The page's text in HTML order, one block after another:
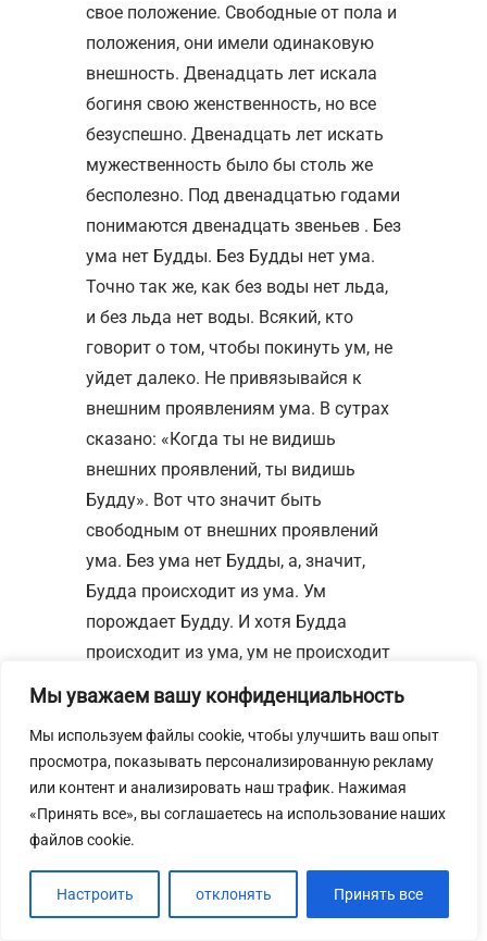
Мы уважаем вашу конфиденциальность
Мы используем файлы cookie, чтобы улучшить ваш опыт
просмотра, показывать персонализированную рекламу
или контент и анализировать наш трафик. Нажимая
«Принять все», вы соглашаетесь на использование наших
файлов cookie.
Настроить отклонять Принять все
свое положение. Свободные от пола и
положения, они имели одинаковую
внешность. Двенадцать лет искала
богиня свою женственность, но все
безуспешно. Двенадцать лет искать
мужественность было бы столь же
бесполезно. Под двенадцатью годами
понимаются двенадцать звеньев . Без
ума нет Будды. Без Будды нет ума.
Точно так же, как без воды нет льда,
и без льда нет воды. Всякий, кто
говорит о том, чтобы покинуть ум, не
уйдет далеко. Не привязывайся к
внешним проявлениям ума. В сутрах
сказано: «Когда ты не видишь
внешних проявлений, ты видишь
Будду». Вот что значит быть
свободным от внешних проявлений
ума. Без ума нет Будды, а, значит,
Будда происходит из ума. Ум
порождает Будду. И хотя Будда
происходит из ума, ум не происходит
из Будды, подобно тому, как рыба
происходит из воды, но вода не
происходит из рыбы. Всякий, кто
желает увидеть рыбу, видит воду
кто желает видеть Будду, сначала
видит ум. Как только ты видел рыбу,
ты забываешь о воде. И как только